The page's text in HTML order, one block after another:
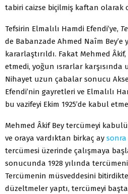
tabiri caizse biçilmiş kaftan olarak
Tefsirin Elmalılı Hamdi Efendi’ye,
de Babanzade Ahmed Naîm Bey’e
kararlaştırıldı. Fakat Mehmed
etmedi, yoğun ısrarlar karşısında
Nihayet uzun çabalar sonucu
Efendi’nin gayretleri ve Elmalılı
bu vazifeyi Ekim 1925’de kabul
Mehmed Âkif Bey tercümeyi
ve oraya vardıktan birkaç ay sonra
tercümesi üzerinde çalışmaya
sonucunda 1928 yılında
Tercümenin müsveddesini
düzeltmeler yaptı, tercümeyi